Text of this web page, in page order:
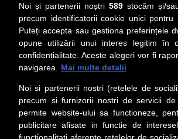
PRIMA PAGINĂ
Social
Urmareste-ne pe
Noi și partenerii noștri 589stocăm și/
precum identificatorii cookie unici
Puteți accepta sau gestiona preferințele
opune utilizării unui interes legitim în
confidențialitate. Aceste alegeri vor fi
navigarea.
Mai multe detalii
Noi si partenerii nostri (retelele de
precum si furnizorii nostri de servicii
permite website-ului sa functioneze,
publicitare afisate in functie de